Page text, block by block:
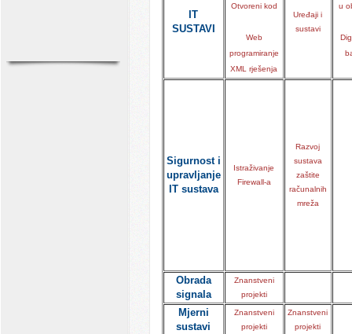
IT
SUSTAVI
Otvoreni kod
Web
programiranje
XML rješenja
Uređaji i
sustavi
u
Sigurnost i
upravljanje
IT sustava
Istraživanje
Firewall-a
Razvoj
sustava
zaštite
računalnih
mreža
Obrada
signala
Znanstveni
projekti
Mjerni
sustavi
Znanstveni
projekti
Znanstveni
projekti